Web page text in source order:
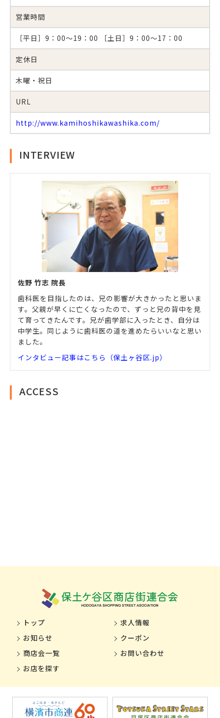
営業時間
［平日］9：00～19：00 ［土日］9：00～17：00
定休日
木曜・祝日
URL
http://www.kamihoshikawashika.com/
INTERVIEW
佐野 竹志 院長
歯科医を目指したのは、兄の影響が大きかったと思いま
す。父親が早くに亡くなったので、ずっと兄の背中を見
て育ってきたんです。兄が歯学部に入ったとき、自分は
中学生。同じように歯科医の道を進めたらいいなと思い
ました。
インタビュー記事はこちら（保土ヶ谷区.jp）
ACCESS
トップ
お知らせ
商店会一覧
お店を探す
求人情報
クーポン
お問い合わせ